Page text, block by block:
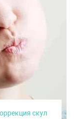
и
которые
скул